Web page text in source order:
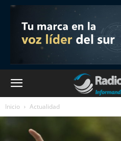
Inicio Actualidad